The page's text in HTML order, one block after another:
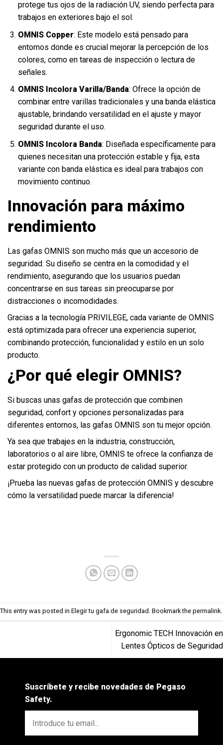
protege tus ojos de la radiación UV, siendo perfecta para
trabajos en exteriores bajo el sol.
OMNIS Copper: Este modelo está pensado para
entornos donde es crucial mejorar la percepción de los
colores, como en tareas de inspección o lectura de
señales.
OMNIS Incolora Varilla/Banda: Ofrece la opción de
combinar entre varillas tradicionales y una banda elástica
ajustable, brindando versatilidad en el ajuste y mayor
seguridad durante el uso.
OMNIS Incolora Banda: Diseñada específicamente para
quienes necesitan una protección estable y fija, esta
variante con banda elástica es ideal para trabajos con
movimiento continuo.
Innovación para máximo
rendimiento
Las gafas OMNIS son mucho más que un accesorio de
seguridad. Su diseño se centra en la comodidad y el
rendimiento, asegurando que los usuarios puedan
concentrarse en sus tareas sin preocuparse por
distracciones o incomodidades.
Gracias a la tecnología PRIVILEGE, cada variante de OMNIS
está optimizada para ofrecer una experiencia superior,
combinando protección, funcionalidad y estilo en un solo
producto.
¿Por qué elegir OMNIS?
Si buscas unas gafas de protección que combinen
seguridad, confort y opciones personalizadas para
diferentes entornos, las gafas OMNIS son tu mejor opción.
Ya sea que trabajes en la industria, construcción,
laboratorios o al aire libre, OMNIS te ofrece la confianza de
estar protegido con un producto de calidad superior.
¡Prueba las nuevas gafas de protección OMNIS y descubre
cómo la versatilidad puede marcar la diferencia!
This entry was posted in Elegir tu gafa de seguridad . Bookmark the permalink.
Ergonomic TECH Innovación en
Lentes Ópticos de Seguridad
Suscríbete y recibe novedades de Pegaso
Safety.